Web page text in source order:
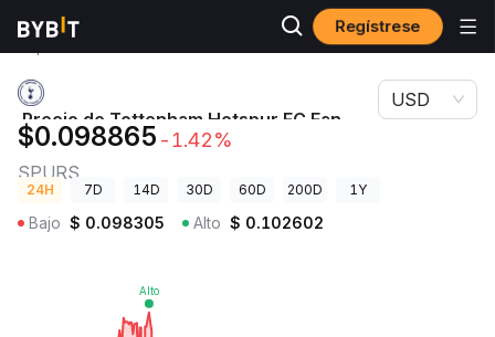
Regístrese
Precios de
Precio de Tottenham Hotspur FC Fan Token
Precio de Tottenham Hotspur FC Fan
Token
SPURS
$0.098865 -1.42%
USD
24H 7D 14D 30D 60D 200D 1Y
Bajo $ 0.098305 Alto $ 0.102602